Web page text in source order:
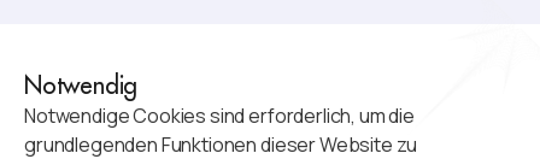
Notwendig
Notwendige Cookies sind erforderlich, um die
grundlegenden Funktionen dieser Website zu